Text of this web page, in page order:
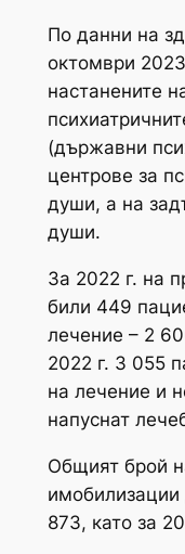
По данни на
октомври
настанените
(държавни
центрове за
души, а на
души.
За 2022 г. на
били 449
лечение – 2
2022 г. 3 055
на лечение и
напуснат
Общият брой
имобилизации
873, като за